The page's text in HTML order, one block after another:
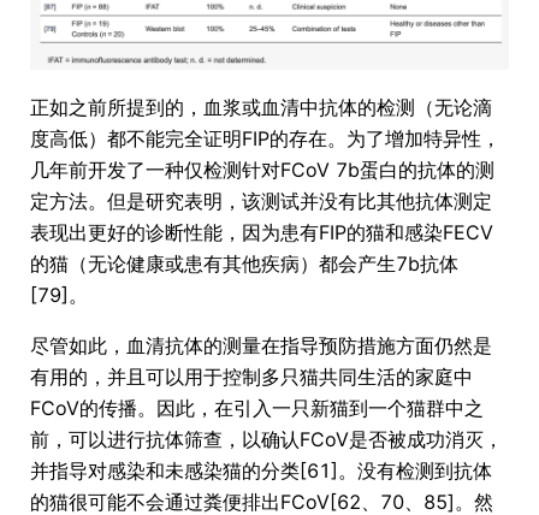
正如之前所提到的，血浆或血清中抗体的检测（无论滴
度高低）都不能完全证明FIP的存在。为了增加特异性，
几年前开发了一种仅检测针对FCoV 7b蛋白的抗体的测
定方法。但是研究表明，该测试并没有比其他抗体测定
表现出更好的诊断性能，因为患有FIP的猫和感染FECV
的猫（无论健康或患有其他疾病）都会产生7b抗体
[79]。
尽管如此，血清抗体的测量在指导预防措施方面仍然是
有用的，并且可以用于控制多只猫共同生活的家庭中
FCoV的传播。因此，在引入一只新猫到一个猫群中之
前，可以进行抗体筛查，以确认FCoV是否被成功消灭，
并指导对感染和未感染猫的分类[61]。没有检测到抗体
的猫很可能不会通过粪便排出FCoV[62、70、85]。然